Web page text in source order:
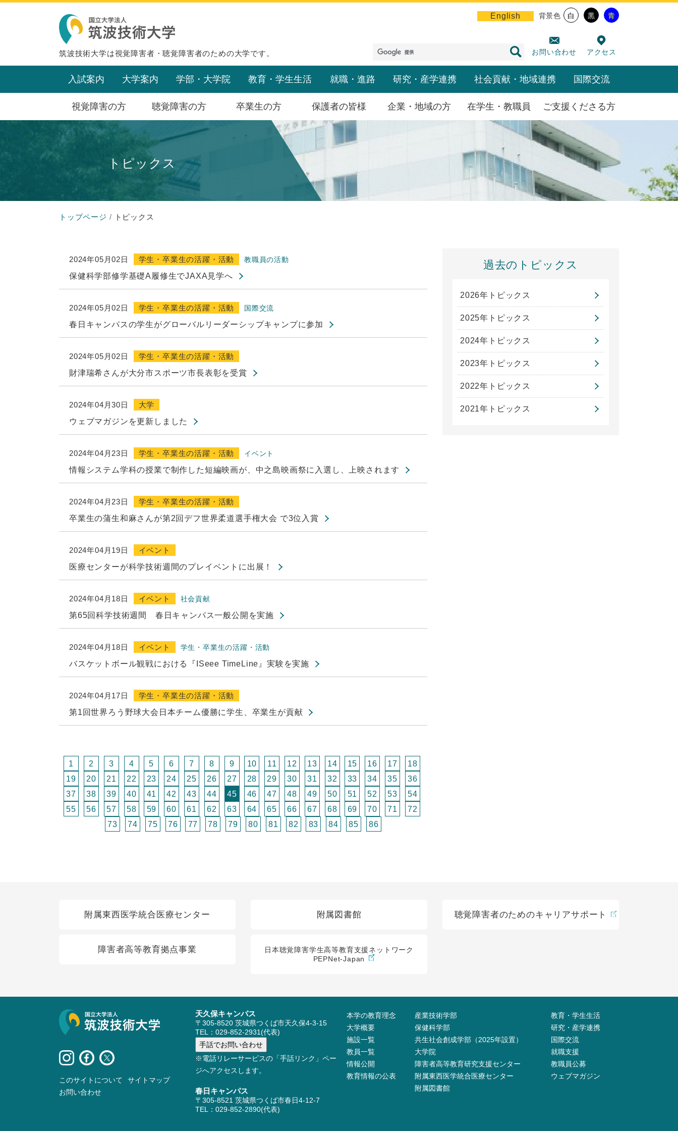
筑波技術大学は視覚障害者・聴覚障害者のための大学です。
English 背景色 白 黒 青
お問い合わせ アクセス
入試案内 大学案内 学部・大学院 教育・学生生活 就職・進路 研究・産学連携 社会貢献・地域連携 国際交流
視覚障害の方 聴覚障害の方 卒業生の方 保護者の皆様 企業・地域の方 在学生・教職員 ご支援くださる方
トピックス
トップページ トピックス
2024年05月02日 学生・卒業生の活躍・活動 教職員の活動
保健科学部修学基礎A履修生でJAXA見学へ
2024年05月02日 学生・卒業生の活躍・活動 国際交流
春日キャンパスの学生がグローバルリーダーシップキャンプに参加
2024年05月02日
学生・卒業生の活躍・活動
財津瑞希さんが大分市スポーツ市長表彰を受賞
2024年04月30日
大学
ウェブマガジンを更新しました
2024年04月23日 学生・卒業生の活躍・活動 イベント
情報システム学科の授業で制作した短編映画が、中之島映画祭に入選し、上映されます
2024年04月23日
学生・卒業生の活躍・活動
卒業生の蒲生和麻さんが第2回デフ世界柔道選手権大会 で3位入賞
2024年04月19日
イベント
医療センターが科学技術週間のプレイベントに出展！
2024年04月18日 イベント 社会貢献
第65回科学技術週間 春日キャンパス一般公開を実施
2024年04月18日 イベント 学生・卒業生の活躍・活動
バスケットボール観戦における『ISeee TimeLine』実験を実施
2024年04月17日
学生・卒業生の活躍・活動
第1回世界ろう野球大会日本チーム優勝に学生、卒業生が貢献
1 2 3 4 5 6 7 8 9 10 11 12 13 14 15 16 17
18
19
20 21 22 23 24 25 26 27 28 29 30 31 32 33 34 35
36
37
38 39 40 41 42 43 44 45 46 47 48 49 50 51 52 53
54
55
56 57 58 59 60 61 62 63 64 65 66 67 68 69 70 71
72
73
74 75 76 77 78 79 80 81 82 83 84 85 86
過去のトピックス
2026年トピックス
2025年トピックス
2024年トピックス
2023年トピックス
2022年トピックス
2021年トピックス
附属東西医学統合医療センター 附属図書館 聴覚障害者のためのキャリアサポート
障害者高等教育拠点事業
日本聴覚障害学生高等教育支援ネットワーク
PEPNet-Japan
サイト情報
このサイトについて
サイトマップ
お問い合わせ
天久保キャンパス
〒305-8520 茨城県つくば市天久保4-3-15
TEL：029-852-2931(代表)
※電話リレーサービスの「手話リンク」ペー
ジへアクセスします。
春日キャンパス
〒305-8521 茨城県つくば市春日4-12-7
TEL：029-852-2890(代表)
本学の教育理念
大学概要
施設⼀覧
教員⼀覧
情報公開
教育情報の公表
産業技術学部
保健科学部
共生社会創成学部（2025年設置）
大学院
障害者高等教育研究支援センター
附属東西医学統合医療センター
附属図書館
教育・学生生活
研究・産学連携
国際交流
就職支援
教職員公募
ウェブマガジン